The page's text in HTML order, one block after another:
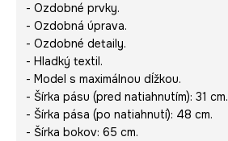
- Ozdobné prvky.
- Ozdobná úprava.
- Ozdobné detaily.
- Hladký textil.
- Model s maximálnou dĺžkou.
- Šírka pásu (pred natiahnutím): 31 cm.
- Šírka pása (po natiahnutí): 48 cm.
- Šírka bokov: 65 cm.